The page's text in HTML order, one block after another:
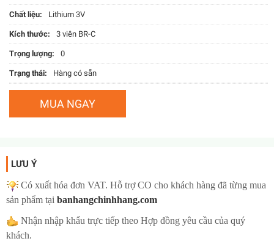
Chất liệu: Lithium 3V
Kích thước: 3 viên BR-C
Trọng lượng: 0
Trạng thái: Hàng có sẵn
LƯU Ý
Có xuất hóa đơn VAT. Hỗ trợ CO cho khách hàng đã từng mua
sản phẩm tại banhangchinhhang.com
Nhận nhập khẩu trực tiếp theo Hợp đồng yêu cầu của quý
khách.